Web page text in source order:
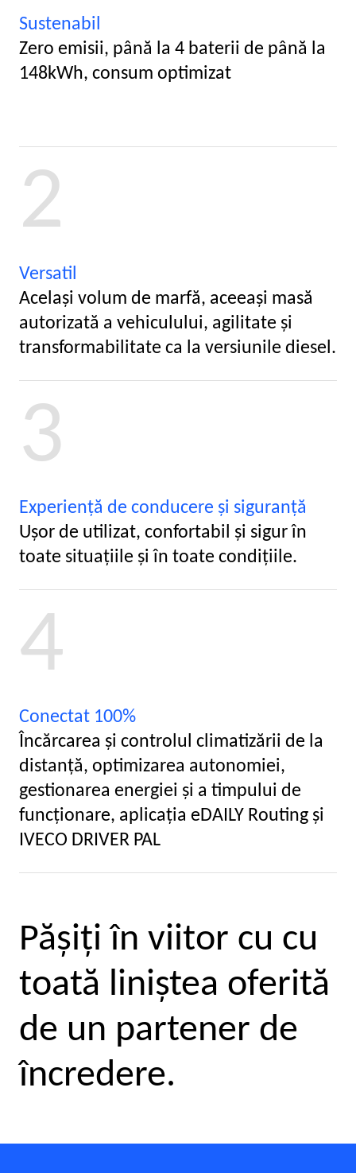
Sustenabil
Zero emisii, până la 4 baterii de până la
148kWh, consum optimizat
2
Versatil
Acelaşi volum de marfă, aceeaşi masă
autorizată a vehiculului, agilitate şi
transformabilitate ca la versiunile diesel.
3
Experienţă de conducere şi siguranţă
Uşor de utilizat, confortabil şi sigur în
toate situaţiile şi în toate condiţiile.
4
Conectat 100%
Încărcarea şi controlul climatizării de la
distanţă, optimizarea autonomiei,
gestionarea energiei şi a timpului de
funcţionare, aplicaţia eDAILY Routing şi
IVECO DRIVER PAL
Păşiţi în viitor cu cu
toată liniştea oferită
de un partener de
încredere.